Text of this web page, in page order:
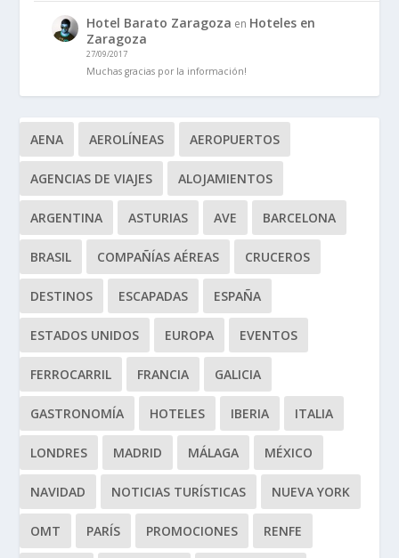
Hotel Barato Zaragoza en Hoteles en
Zaragoza
27/09/2017
Muchas gracias por la información!
AENA AEROLÍNEAS AEROPUERTOS
AGENCIAS DE VIAJES ALOJAMIENTOS
ARGENTINA ASTURIAS AVE BARCELONA
BRASIL COMPAÑÍAS AÉREAS CRUCEROS
DESTINOS ESCAPADAS ESPAÑA
ESTADOS UNIDOS EUROPA EVENTOS
FERROCARRIL FRANCIA GALICIA
GASTRONOMÍA HOTELES IBERIA ITALIA
LONDRES MADRID MÁLAGA MÉXICO
NAVIDAD NOTICIAS TURÍSTICAS NUEVA YORK
OMT PARÍS PROMOCIONES RENFE